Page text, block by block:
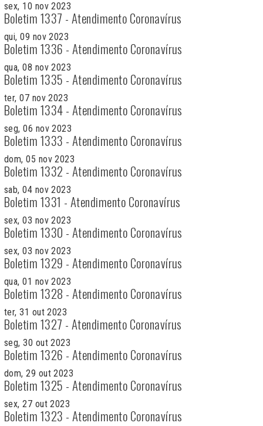
sex, 10 nov 2023
Boletim 1337 - Atendimento Coronavírus
qui, 09 nov 2023
Boletim 1336 - Atendimento Coronavírus
qua, 08 nov 2023
Boletim 1335 - Atendimento Coronavírus
ter, 07 nov 2023
Boletim 1334 - Atendimento Coronavírus
seg, 06 nov 2023
Boletim 1333 - Atendimento Coronavírus
dom, 05 nov 2023
Boletim 1332 - Atendimento Coronavírus
sab, 04 nov 2023
Boletim 1331 - Atendimento Coronavírus
sex, 03 nov 2023
Boletim 1330 - Atendimento Coronavírus
sex, 03 nov 2023
Boletim 1329 - Atendimento Coronavírus
qua, 01 nov 2023
Boletim 1328 - Atendimento Coronavírus
ter, 31 out 2023
Boletim 1327 - Atendimento Coronavírus
seg, 30 out 2023
Boletim 1326 - Atendimento Coronavírus
dom, 29 out 2023
Boletim 1325 - Atendimento Coronavírus
sex, 27 out 2023
Boletim 1323 - Atendimento Coronavírus